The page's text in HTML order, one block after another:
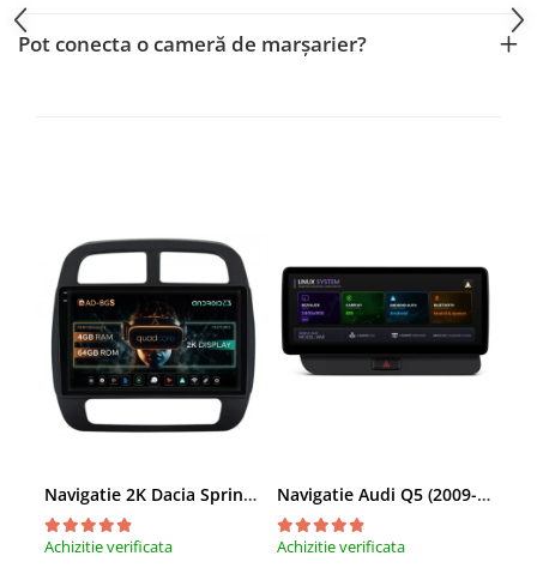
Iveco
Dodge
Rame adaptoare Subaru
Rame adaptoare Ssangyong
Rame adaptoare Hummer
Pot conecta o cameră de marșarier?
Navigatie 2K Dacia Spring (2021- Prezent), Android, S-Quadcore / 4GB RAM + 64GB ROM, 9.5 Inch - AD-BGS90042K+AD-BGRKIT366V4s
Achizitie verificata
Navigatie Audi Q5 (2009-2017), Linux OS & OEM, MMI 3G, CarPlay & Android Auto Wireless, MirrorLink, Camera AHD, 12.3 Inch - AD-BGAALNXH+AD-BGRKITQ5002
Achizitie verificata